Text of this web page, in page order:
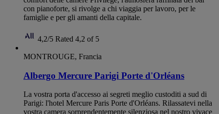
con pianoforte, si rivolge a chi viaggia per lavoro, per le
famiglie e per gli amanti della capitale.
4,2/5 Rated 4,2 of 5
MONTROUGE, Francia
Albergo Mercure Parigi Porte d'Orléans
La vostra porta d'accesso ai segreti meglio custoditi a sud di
Parigi: l'hotel Mercure Paris Porte d'Orléans. Rilassatevi nella
vostra camera sorprendentemente silenziosa nel nostro vivace